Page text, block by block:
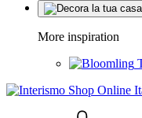
More inspiration